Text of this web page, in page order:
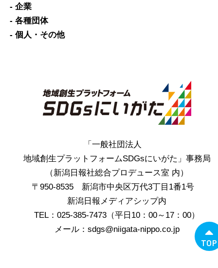
- 企業
- 各種団体
- 個人・その他
TOP
「一般社団法人
地域創生プラットフォームSDGsにいがた」事務局
（新潟日報社総合プロデュース室 内）
〒950-8535 新潟市中央区万代3丁目1番1号
新潟日報メディアシップ内
TEL：025-385-7473（平日10：00～17：00）
メール：sdgs@niigata-nippo.co.jp